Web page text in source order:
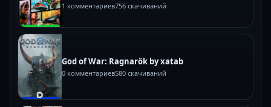
1 комментариев756 скачиваний
God of War: Ragnarök by xatab
0 комментариев580 скачиваний